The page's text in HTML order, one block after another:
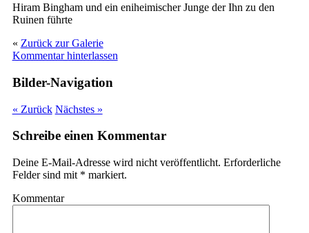
Hiram Bingham und ein eniheimischer Junge der Ihn zu den
Ruinen führte
« Zurück zur Galerie
Kommentar hinterlassen
Bilder-Navigation
« Zurück Nächstes »
Schreibe einen Kommentar
Deine E-Mail-Adresse wird nicht veröffentlicht. Erforderliche
Felder sind mit * markiert.
Kommentar